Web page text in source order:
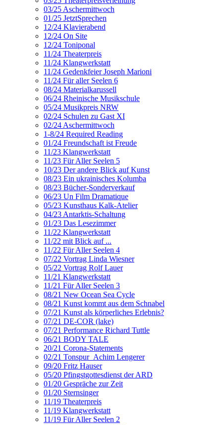
03/25 Aschermittwoch
01/25 JetztSprechen
12/24 Klavierabend
12/24 On Site
12/24 Toniponal
11/24 Theaterpreis
11/24 Klangwerkstatt
11/24 Gedenkfeier Joseph Marioni
11/24 Für aller Seelen 6
08/24 Materialkarussell
06/24 Rheinische Musikschule
05/24 Musikpreis NRW
02/24 Schulen zu Gast XI
02/24 Aschermittwoch
1-8/24 Required Reading
01/24 Freundschaft ist Freude
11/23 Klangwerkstatt
11/23 Für Aller Seelen 5
10/23 Der andere Blick auf Kunst
08/23 Ein ukrainisches Kolumba
08/23 Bücher-Sonderverkauf
06/23 Un Film Dramatique
05/23 Kunsthaus Kalk-Atelier
04/23 Antarktis-Schaltung
01/23 Das Lesezimmer
11/22 Klangwerkstatt
11/22 mit Blick auf ...
11/22 Für Aller Seelen 4
07/22 Vortrag Linda Wiesner
05/22 Vortrag Rolf Lauer
11/21 Klangwerkstatt
11/21 Für Aller Seelen 3
08/21 New Ocean Sea Cycle
08/21 Kunst kommt aus dem Schnabel
07/21 Kunst als körperliches Erlebnis?
07/21 DE-COR (lake)
07/21 Performance Richard Tuttle
06/21 BODY TALE
20/21 Corona-Statements
02/21 Tonspur_Achim Lengerer
09/20 Fritz Hauser
05/20 Pfingstgottesdienst der ARD
01/20 Gespräche zur Zeit
01/20 Sternsinger
11/19 Theaterpreis
11/19 Klangwerkstatt
11/19 Für Aller Seelen 2